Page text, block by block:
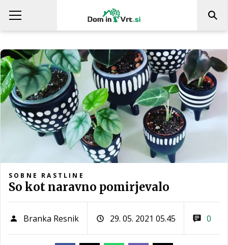
SOBNE RASTLINE
So kot naravno pomirjevalo
Branka Resnik 29. 05. 2021 05.45 0